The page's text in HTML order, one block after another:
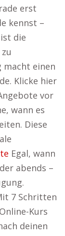
erst
kennst –
die
macht einen
Klicke hier
vor
wann es
Diese
Egal, wann
abends –
7 Schritten
Kurs
deinen